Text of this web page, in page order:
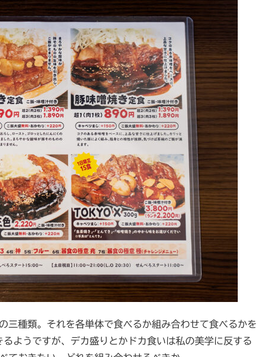
三種類。それを各単体で食べるか組み合わせて食べるかを
ようですが、デカ盛りとかドカ食いは私の美学に反する